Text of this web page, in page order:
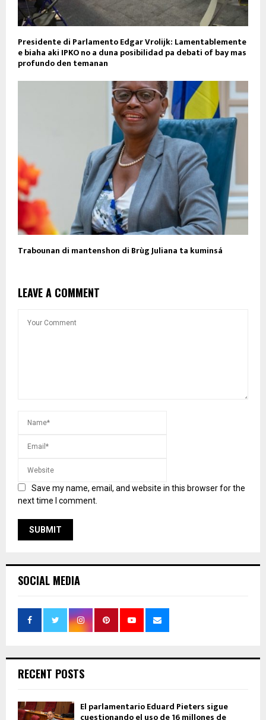
Presidente di Parlamento Edgar Vrolijk: Lamentablemente
e biaha aki IPKO no a duna posibilidad pa debati of bay mas
profundo den temanan
Trabounan di mantenshon di Brùg Juliana ta kuminsá
LEAVE A COMMENT
Save my name, email, and website in this browser for the
next time I comment.
SOCIAL MEDIA
RECENT POSTS
El parlamentario Eduard Pieters sigue